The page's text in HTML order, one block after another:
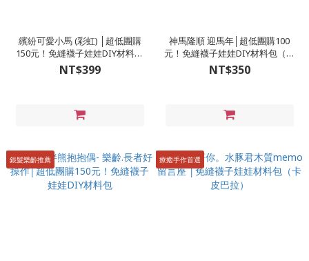
繽紛可愛小馬 (彩虹) │超低團購
150元！免縫襪子娃娃DIY材料包
（加香氛精油變香包）
NT$399
神馬隆順 迎馬年│超低團購100
元！免縫襪子娃娃DIY材料包（加
香氛精油變香包）
NT$350
銀髮樂齡推薦 療癒手作首選